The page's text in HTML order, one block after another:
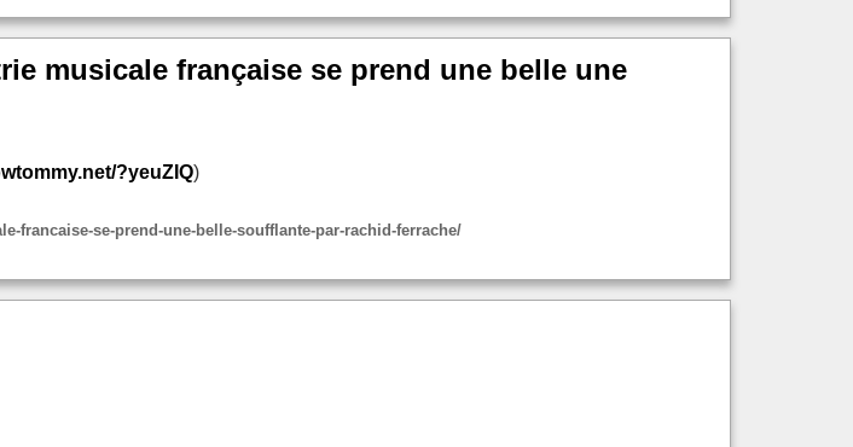
musicale française se prend une belle une
?yeuZIQ)
francaise-se-prend-une-belle-soufflante-par-rachid-ferrache/